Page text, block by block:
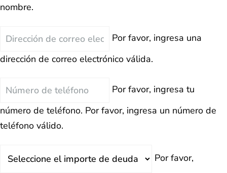
nombre.
Correo
Por favor, ingresa una
dirección de correo electrónico válida.
Teléfono
Por favor, ingresa tu
número de teléfono. Por favor, ingresa un número de
teléfono válido.
Por favor,